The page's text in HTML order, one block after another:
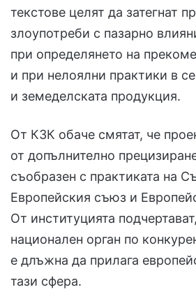
текстове целят да затегнат
злоупотреби с пазарно
при определянето на
и при нелоялни практики в
и земеделската продукция.
От КЗК обаче смятат, че
от допълнително
съобразен с практиката на
Европейския съюз и
От институцията
национален орган по
е длъжна да прилага
тази сфера.